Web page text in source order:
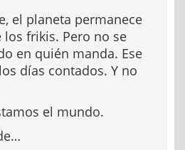
el planeta permanece
frikis. Pero no se
en quién manda. Ese
días contados. Y no
el mundo.